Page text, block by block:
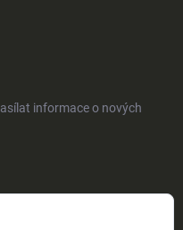
informace o nových